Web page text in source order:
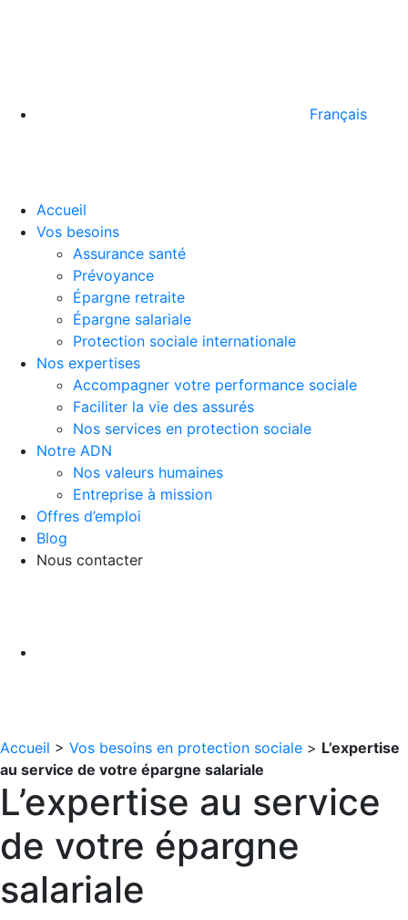
Français
Accueil
Vos besoins
Assurance santé
Prévoyance
Épargne retraite
Épargne salariale
Protection sociale internationale
Nos expertises
Accompagner votre performance sociale
Faciliter la vie des assurés
Nos services en protection sociale
Notre ADN
Nos valeurs humaines
Entreprise à mission
Offres d’emploi
Blog
Nous contacter
Accueil > Vos besoins en protection sociale > L’expertise
au service de votre épargne salariale
L’expertise au service
de votre épargne
salariale